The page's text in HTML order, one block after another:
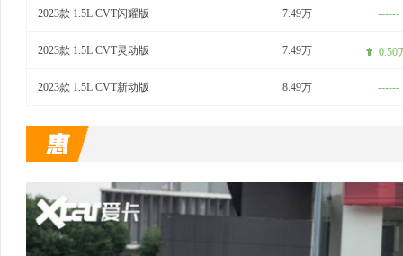
2023款 1.5L CVT闪耀版 7.49万 ------
2023款 1.5L CVT灵动版 7.49万 0.50
2023款 1.5L CVT新动版 8.49万 ------